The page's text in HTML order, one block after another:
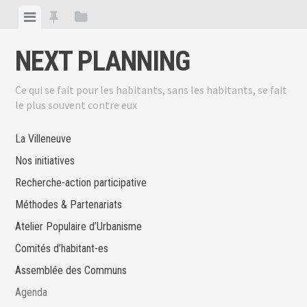
content
ViewView
posts
View
NEXT PLANNING
Ce qui se fait pour les habitants, sans les habitants, se fait
le plus souvent contre eux
La Villeneuve
Nos initiatives
Recherche-action participative
Méthodes & Partenariats
Atelier Populaire d’Urbanisme
Comités d’habitant-es
Assemblée des Communs
Agenda